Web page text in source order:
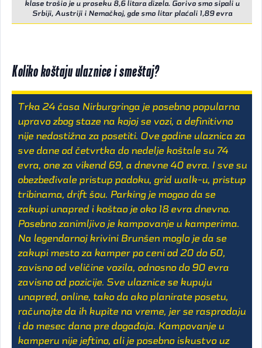
klase trošio je u proseku 8,6 litara dizela. Gorivo smo sipali u
Srbiji, Austriji i Nemačkoj, gde smo litar plaćali 1,89 evra
Koliko koštaju ulaznice i smeštaj?
Trka 24 časa Nirburgringa je posebno popularna
upravo zbog staze na kojoj se vozi, a definitivno
nije nedostižna za posetiti. Ove godine ulaznica za
sve dane od četvrtka do nedelje koštale su 74
evra, one za vikend 69, a dnevne 40 evra. I sve su
obezbeđivale pristup padoku, grid walk-u, pristup
tribinama, drift šou. Parking je mogao da se
zakupi unapred i koštao je oko 18 evra dnevno.
Posebno zanimljivo je kampovanje u kamperima.
Na legendarnoj krivini Brunšen moglo je da se
zakupi mesto za kamper po ceni od 20 do 60,
zavisno od veličine vozila, odnosno do 90 evra
zavisno od pozicije. Sve ulaznice se kupuju
unapred, online, tako da ako planirate posetu,
računajte da ih kupite na vreme, jer se rasprodaju
i do mesec dana pre događaja. Kampovanje u
kamperu nije jeftino, ali je posebno iskustvo uz